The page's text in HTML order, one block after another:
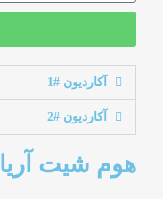
آکاردیون #1
آکاردیون #2
هوم شیت آریا